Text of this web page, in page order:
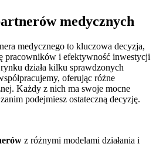
medycznych
medycznego to kluczowa decyzja,
pracowników i efektywność inwestycji
działa kilku sprawdzonych
oferując różne
Każdy z nich ma swoje mocne
podejmiesz ostateczną decyzję.
z różnymi modelami działania i